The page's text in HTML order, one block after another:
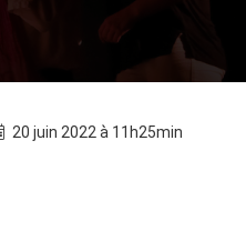
20 juin 2022 à 11h25min